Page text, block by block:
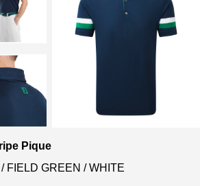
Pique
FIELD GREEN / WHITE